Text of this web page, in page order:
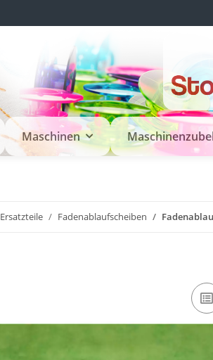
Maschinen
Ersatzteile Fadenablaufscheiben